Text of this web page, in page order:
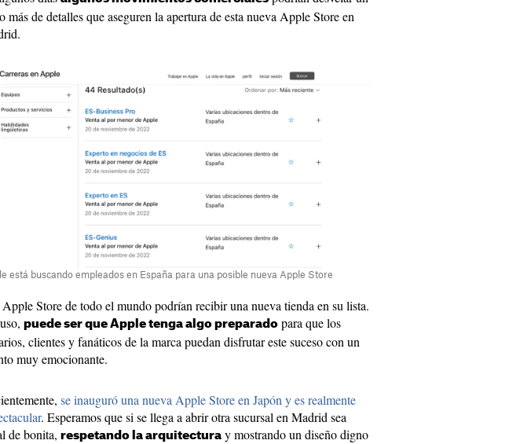
más de detalles que aseguren la apertura de esta nueva Apple Store en
está buscando empleados en España para una posible nueva Apple Store
Store de todo el mundo podrían recibir una nueva tienda en su lista.
puede ser que Apple tenga algo preparado para que los
clientes y fanáticos de la marca puedan disfrutar este suceso con un
muy emocionante.
se inauguró una nueva Apple Store en Japón y es realmente
. Esperamos que si se llega a abrir otra sucursal en Madrid sea
de bonita, respetando la arquitectura y mostrando un diseño digno